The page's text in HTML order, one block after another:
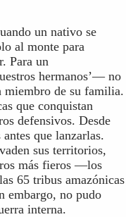
un nativo se
al monte para
Para un
hermanos’— no
miembro de su familia.
que conquistan
defensivos. Desde
que lanzarlas.
sus territorios,
más fieros —los
65 tribus amazónicas
embargo, no pudo
interna.